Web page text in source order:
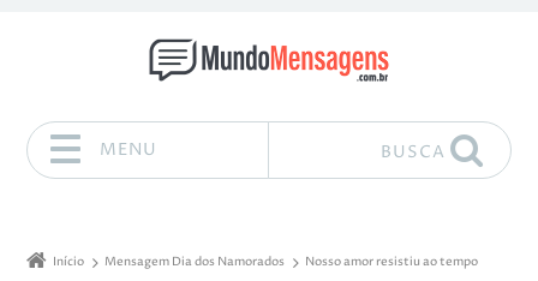
MENU BUSCA
Início Mensagem Dia dos Namorados Nosso amor resistiu ao tempo